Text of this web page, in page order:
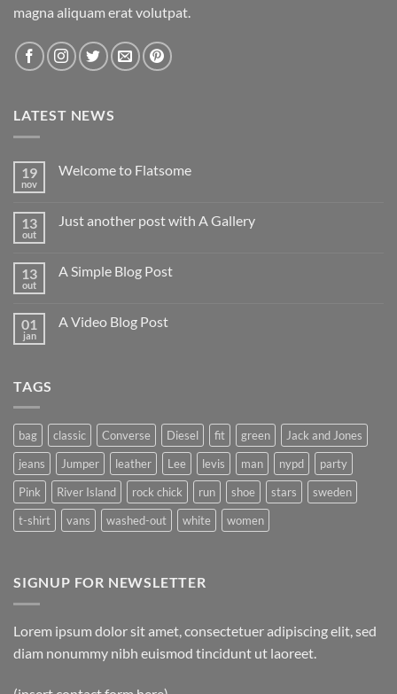
magna aliquam erat volutpat.
LATEST NEWS
19
nov
Welcome to Flatsome
Welcome
13
out
Just another post with A Gallery
Just
A
Gallery
13
out
A Simple Blog Post
A
01
jan
A Video Blog Post
TAGS
bag classic Converse Diesel fit green
Jack and Jones
jeans
Jumper leather Lee levis man nypd
party
Pink
River Island rock chick run shoe stars
sweden
t-shirt
vans washed-out white women
SIGNUP FOR NEWSLETTER
Lorem ipsum dolor sit amet, consectetuer adipiscing elit, sed
diam nonummy nibh euismod tincidunt ut laoreet.